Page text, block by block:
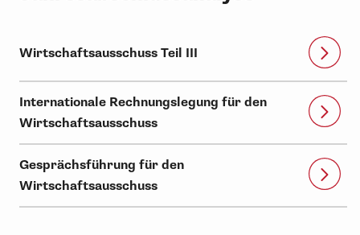
Wirtschaftsausschuss Teil III
Internationale Rechnungslegung für den
Wirtschaftsausschuss
Gesprächsführung für den
Wirtschaftsausschuss